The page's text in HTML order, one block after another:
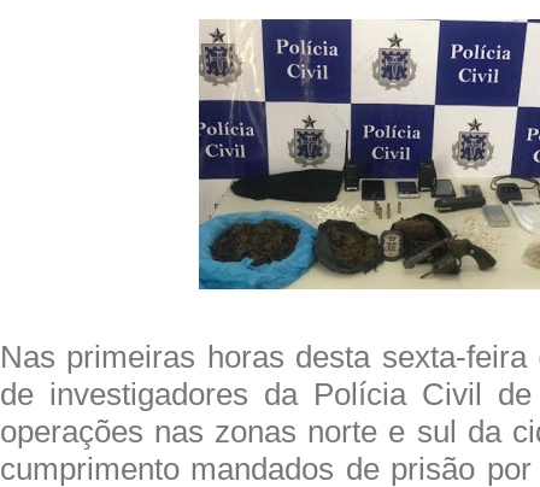
Nas primeiras horas desta sexta-
de investigadores da Polícia Civil
operações nas zonas norte e sul da
cumprimento mandados de prisão